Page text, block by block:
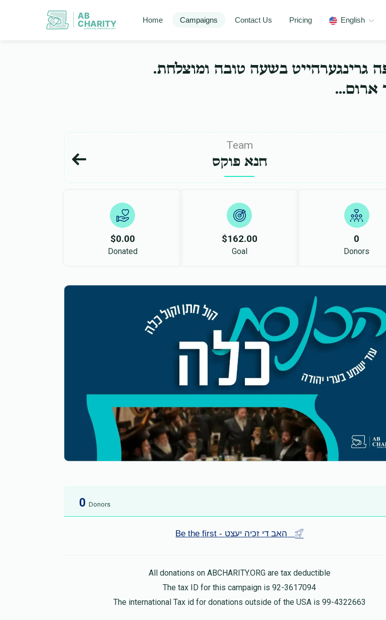
AB
CHARITY
powerd by ahblicklive.com
Home Campaigns Contact Us Pricing English
גרינגערהייט בשעה טובה ומוצלחת.
ארום...
Team
חנא פוקס
$0.00
Donated
$162.00
Goal
0
Donors
0 Donors
Be the first - האב די זכיה יעצט
All donations on ABCHARITY.ORG are tax deductible
The tax ID for this campaign is 92-3617094
The international Tax id for donations outside of the USA is 99-4322663